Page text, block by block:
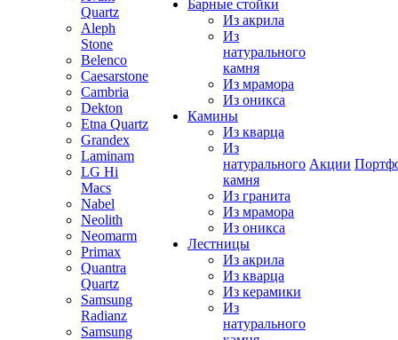
Quartz
Aleph
Stone
Belenco
Caesarstone
Cambria
Dekton
Etna Quartz
Grandex
Laminam
LG Hi
Macs
Nabel
Neolith
Neomarm
Primax
Quantra
Quartz
Samsung
Radianz
Samsung
Барные стойки
Из акрила
Из
натурального
камня
Из мрамора
Из оникса
Камины
Из кварца
Из
натурального
камня
Из гранита
Из мрамора
Из оникса
Лестницы
Из акрила
Из кварца
Из керамики
Из
натурального
Акции